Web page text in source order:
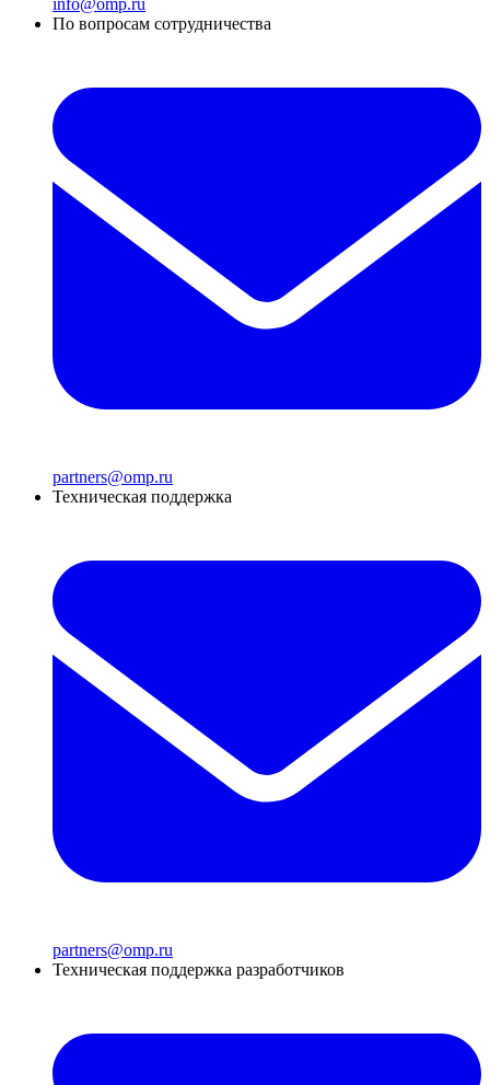
По вопросам сотрудничества
partners@omp.ru
Техническая поддержка
partners@omp.ru
Техническая поддержка разработчиков